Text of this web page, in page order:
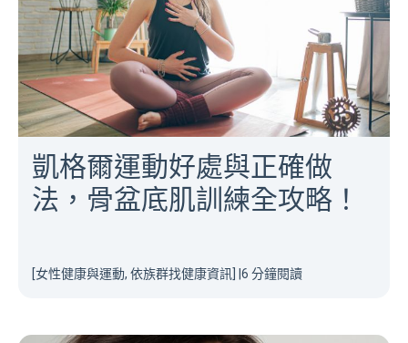
凱格爾運動好處與正確做
法，骨盆底肌訓練全攻略！
[女性健康與運動, 依族群找健康資訊] 6 分鐘閱讀